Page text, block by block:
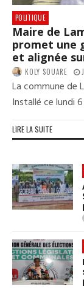
POLITIQUE
Maire de
promet une
et alignée
KOLY SOUARE
La commune de
Installé ce lundi
LIRE LA SUITE